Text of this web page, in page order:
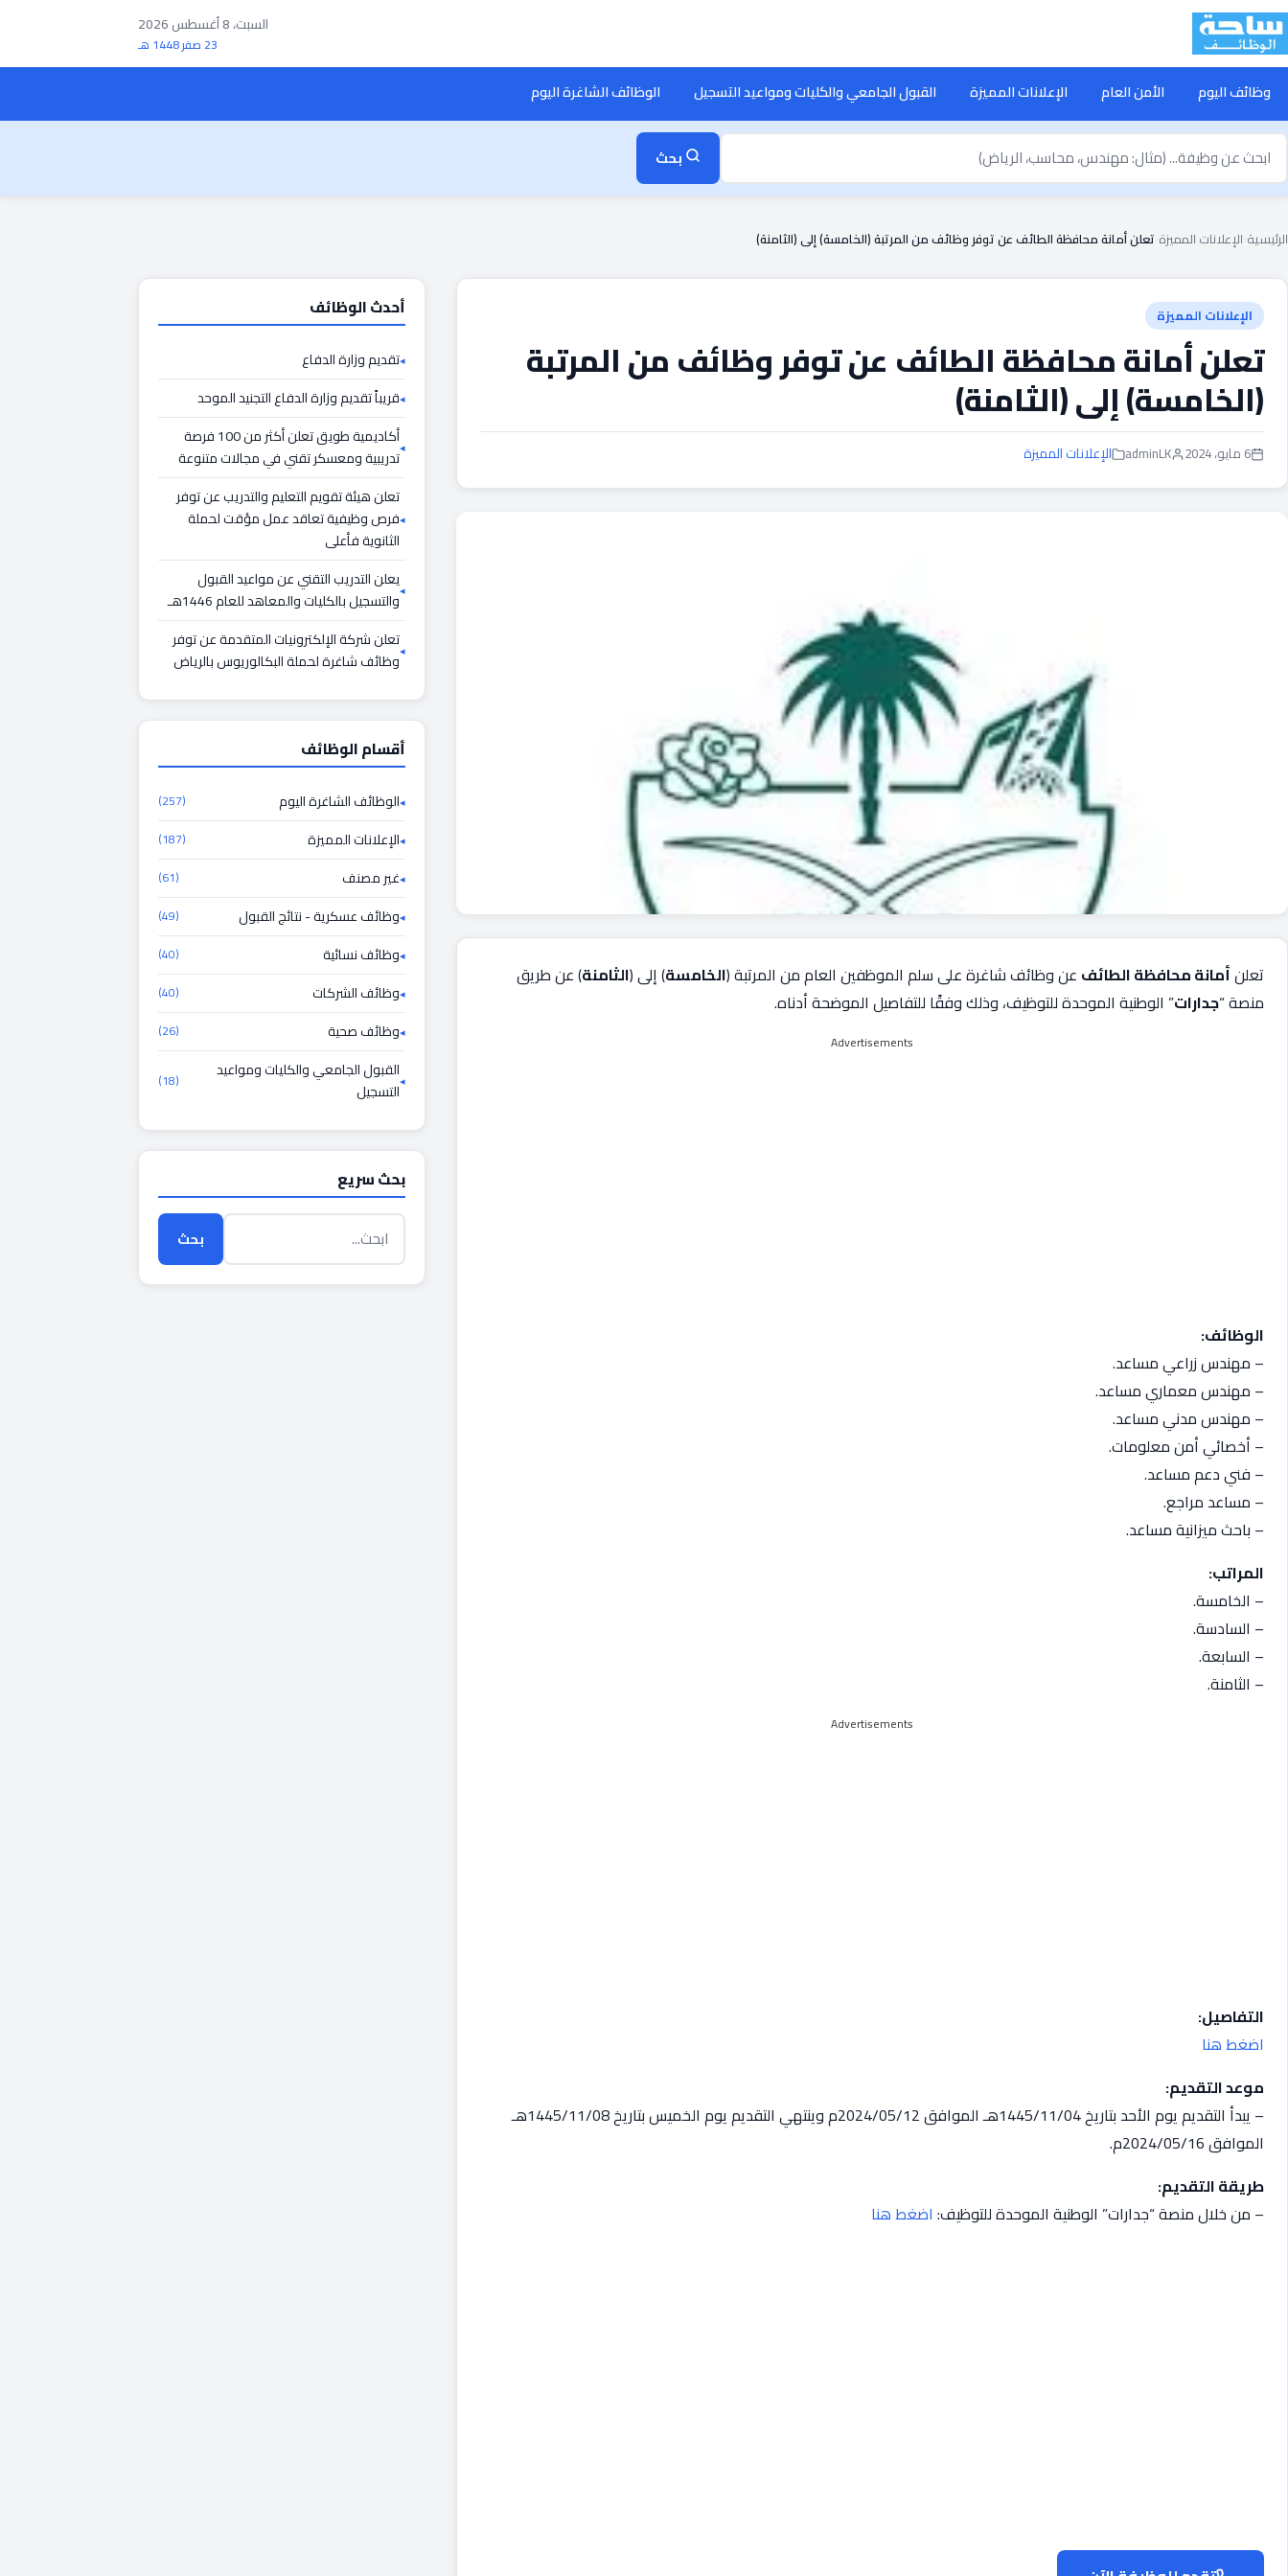
تخطى
إلى
المحتوى
السبت، 8 أغسطس 2026
23 صفر 1448 هـ
وظائف اليوم الأمن العام الإعلانات المميزة القبول الجامعي والكليات ومواعيد التسجيل الوظائف الشاغرة اليوم
ابحث
بحث
الرئيسية الإعلانات المميزة تعلن أمانة محافظة الطائف عن توفر وظائف من المرتبة (الخامسة) إلى (الثامنة)
الإعلانات المميزة
تعلن أمانة محافظة الطائف عن توفر وظائف من المرتبة
(الخامسة) إلى (الثامنة)
6 مايو، 2024 adminLK الإعلانات المميزة
تعلنأمانة محافظة الطائف عن وظائف شاغرة على سلم الموظفين العام من المرتبة (الخامسة) إلى (الثامنة) عن طريق
منصة “جدارات” الوطنية الموحدة للتوظيف، وذلك وفقًا للتفاصيل الموضحة أدناه.
Advertisements
الوظائف:
– مهندس زراعي مساعد.
– مهندس معماري مساعد.
– مهندس مدني مساعد.
– أخصائي أمن معلومات.
– فني دعم مساعد.
– مساعد مراجع.
– باحث ميزانية مساعد.
المراتب:
– الخامسة.
– السادسة.
– السابعة.
– الثامنة.
Advertisements
التفاصيل:
اضغط هنا
موعد التقديم:
– يبدأ التقديم يوم الأحد بتاريخ 1445/11/04هـ الموافق 2024/05/12م وينتهي التقديم يوم الخميس بتاريخ 1445/11/08هـ
الموافق 2024/05/16م.
طريقة التقديم:
– من خلال منصة “جدارات” الوطنية الموحدة للتوظيف: اضغط هنا
أحدث الوظائف
تقديم وزارة الدفاع
قريباً تقديم وزارة الدفاع التجنيد الموحد
أكاديمية طويق تعلن أكثر من 100 فرصة
تدريبية ومعسكر تقني في مجالات متنوعة
تعلن هيئة تقويم التعليم والتدريب عن توفر
فرص وظيفية تعاقد عمل مؤقت لحملة
الثانوية فأعلى
يعلن التدريب التقني عن مواعيد القبول
والتسجيل بالكليات والمعاهد للعام 1446هـ
تعلن شركة الإلكترونيات المتقدمة عن توفر
وظائف شاغرة لحملة البكالوريوس بالرياض
أقسام الوظائف
الوظائف الشاغرة اليوم (257)
الإعلانات المميزة (187)
غير مصنف (61)
وظائف عسكرية - نتائج القبول (49)
وظائف نسائية (40)
وظائف الشركات (40)
وظائف صحية (26)
القبول الجامعي والكليات ومواعيد
التسجيل
(18)
بحث سريع
بحث